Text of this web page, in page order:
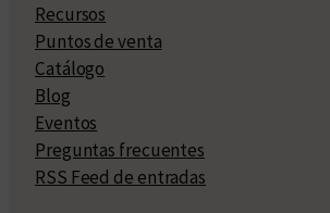
Recursos
Puntos de venta
Catálogo
Blog
Eventos
Preguntas frecuentes
RSS Feed de entradas